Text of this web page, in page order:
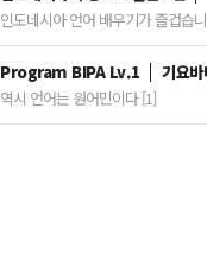
인도네시아 언어 배우기가 즐겁습
Program BIPA Lv.1
기요
역시 언어는 원어민이다 [1]